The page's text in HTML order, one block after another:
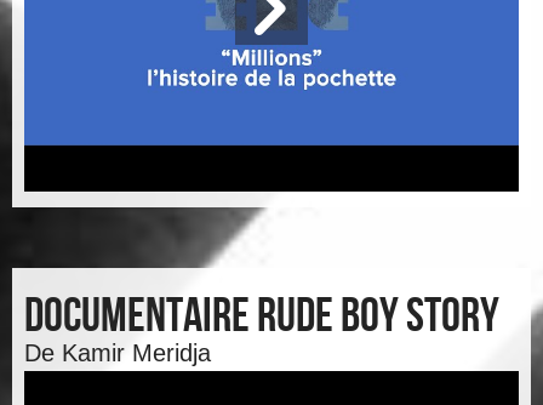
DOCUMENTAIRE Rude Boy Story
De Kamir Meridja